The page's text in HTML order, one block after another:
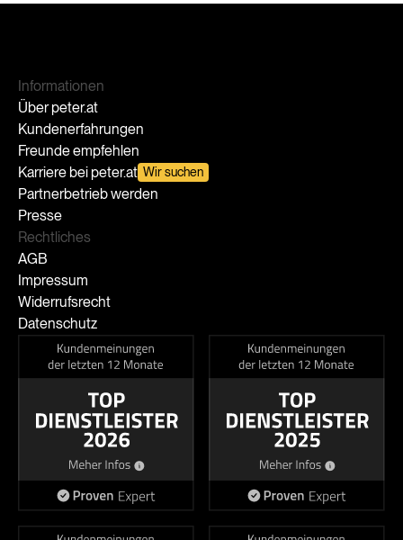
Informationen
Über peter.at
Kundenerfahrungen
Freunde empfehlen
Karriere bei peter.at Wir suchen
Partnerbetrieb werden
Presse
Rechtliches
AGB
Impressum
Widerrufsrecht
Datenschutz